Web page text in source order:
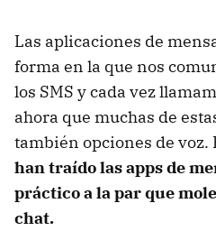
Las aplicaciones de
forma en la que nos
los SMS y cada vez
ahora que muchas de
también opciones de voz.
han traído las apps de
práctico a la par que
chat.